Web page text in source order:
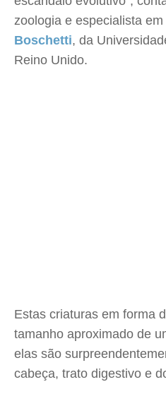
zoologia e especialista
Boschetti, da
Reino Unido.
Estas criaturas em forma
tamanho aproximado de
elas são
cabeça, trato digestivo e